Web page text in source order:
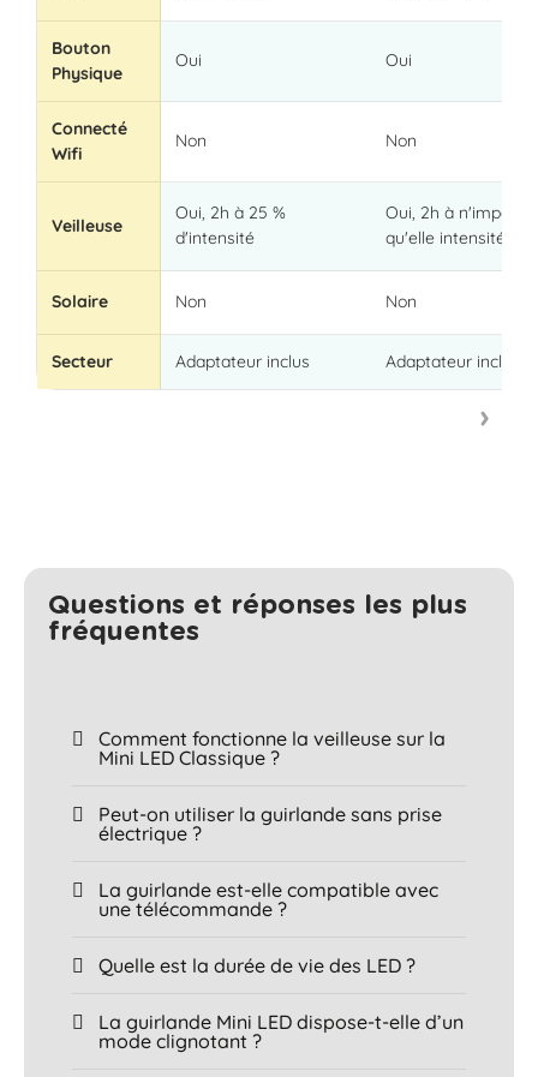
Bouton
Physique
Oui Oui
Connecté
Wifi
Non Non
Veilleuse
Oui, 2h à 25 %
d'intensité
Oui, 2h à n'importe
qu'elle intensité
Solaire Non Non
Secteur Adaptateur inclus Adaptateur inclus
Questions et réponses les plus
fréquentes​
Comment fonctionne la veilleuse sur la
Mini LED Classique ?
Peut-on utiliser la guirlande sans prise
électrique ?
La guirlande est-elle compatible avec
une télécommande ?
Quelle est la durée de vie des LED ?
La guirlande Mini LED dispose-t-elle d’un
mode clignotant ?